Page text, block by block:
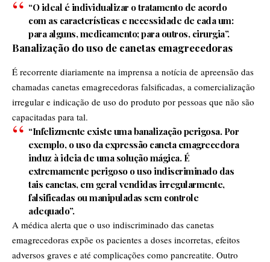
“O ideal é individualizar o tratamento de acordo
com as características e necessidade de cada um:
para alguns, medicamento; para outros, cirurgia”.
Banalização do uso de canetas emagrecedoras
É recorrente diariamente na imprensa a notícia de apreensão das
chamadas canetas emagrecedoras falsificadas, a comercialização
irregular e indicação de uso do produto por pessoas que não são
capacitadas para tal.
“Infelizmente existe uma banalização perigosa. Por
exemplo, o uso da expressão caneta emagrecedora
induz à ideia de uma solução mágica. É
extremamente perigoso o uso indiscriminado das
tais canetas, em geral vendidas irregularmente,
falsificadas ou manipuladas sem controle
adequado”.
A médica alerta que o uso indiscriminado das canetas
emagrecedoras expõe os pacientes a doses incorretas, efeitos
adversos graves e até complicações como pancreatite. Outro